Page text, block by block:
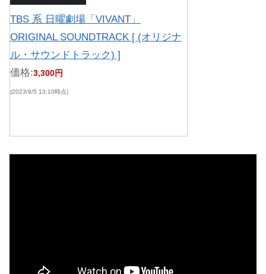
TBS 系 日曜劇場「VIVANT」
ORIGINAL SOUNDTRACK [ (オリジナ
ル・サウンドトラック) ]
価格:3,300円
(2023/9/5 13:10時点)